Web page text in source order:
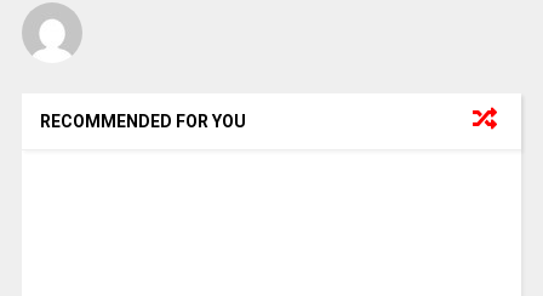
RECOMMENDED FOR YOU